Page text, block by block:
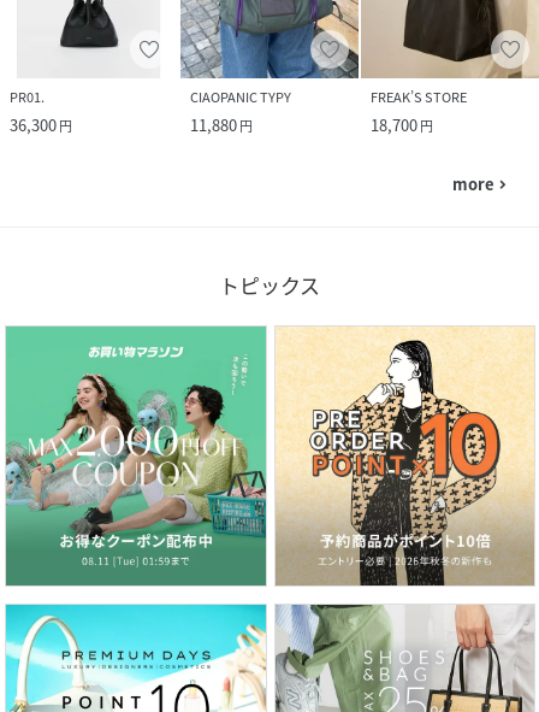
PR01.
36,300円
CIAOPANIC TYPY
11,880円
FREAK’S STORE
18,700円
more navigate_next
トピックス